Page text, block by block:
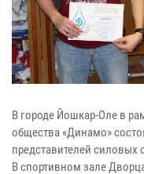
В городе Йошкар-Оле в
общества «Динамо»
представителей силовых
В спортивном зале